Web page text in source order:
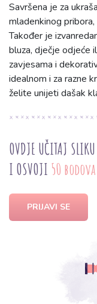
Savršena je za
mladenkinog
Također je
bluza, dječje odjeće
zavjesama i
idealnom i za razne
želite unijeti dašak
OVDJE UČITAJ SLIKU
I OSVOJI 50 bodova
PRIJAVI SE